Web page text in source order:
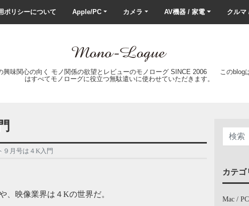
ポリシーについて Apple/PC カメラ AV機器 / 家電 クルマ
興味関心の向く モノ関係の欲望とレビューのモノローグ SINCE 2006 このblog
はすべてモノローグに役立つ無駄遣いに使わせていただきます。
９月号は４K入門
、映像業界は４Kの世界だ。
カテゴ
Mac / PC